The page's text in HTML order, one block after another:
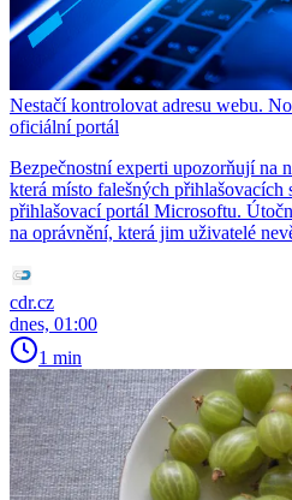
Nestačí kontrolovat adresu webu.
oficiální portál
Bezpečnostní experti upozorňují na
která místo falešných přihlašovacích
přihlašovací portál Microsoftu.
na oprávnění, která jim uživatelé
cdr.cz
dnes, 01:00
1 min